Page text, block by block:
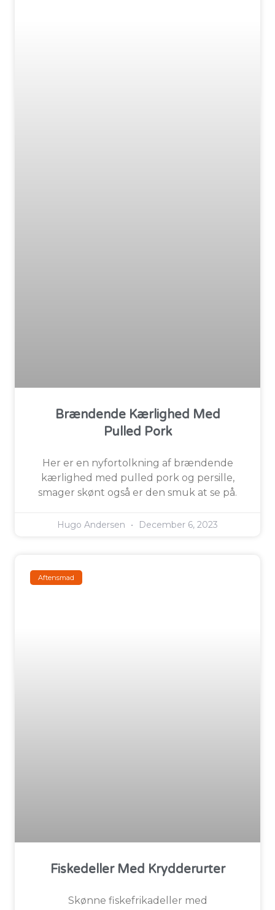
Brændende Kærlighed Med
Pulled Pork
Her er en nyfortolkning af brændende
kærlighed med pulled pork og persille,
smager skønt også er den smuk at se på.
Hugo Andersen December 6, 2023
Aftensmad
Fiskedeller Med Krydderurter
Skønne fiskefrikadeller med